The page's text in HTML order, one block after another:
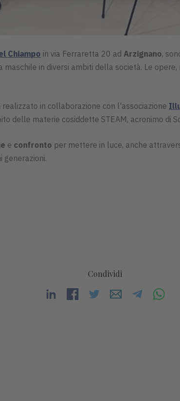
Chiampo in via Ferraretta 20 ad Arzignano,
in diversi ambiti della società. Le opere,
realizzato in collaborazione con l'associazione
materie cosiddette STEAM, acronimo di
e confronto per mettere in luce, anche
Condividi